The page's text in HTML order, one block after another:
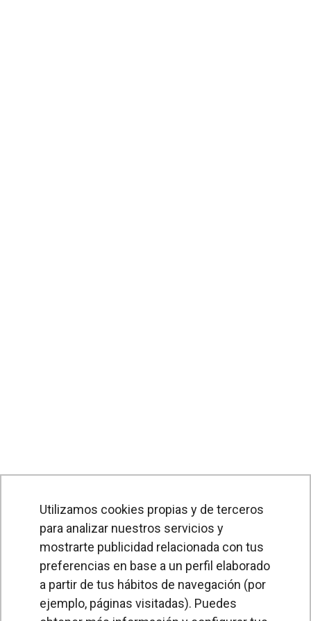
PRODUCTOS
Utilizamos cookies propias y de terceros
para analizar nuestros servicios y
mostrarte publicidad relacionada con tus
preferencias en base a un perfil elaborado
a partir de tus hábitos de navegación (por
ejemplo, páginas visitadas). Puedes